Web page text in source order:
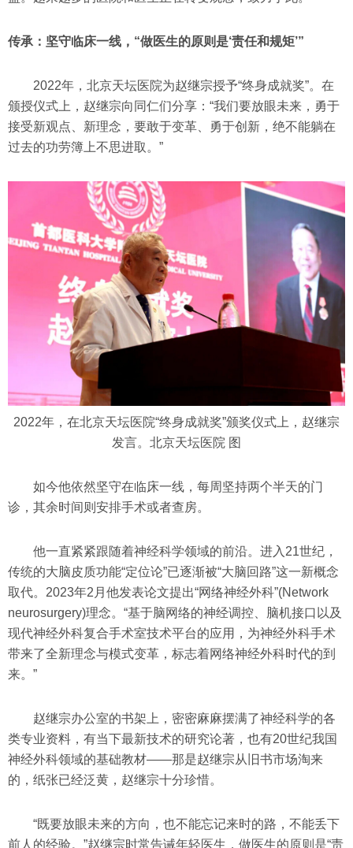
传承：坚守临床一线，“做医生的原则是‘责任和规矩’”
2022年，北京天坛医院为赵继宗授予“终身成就奖”。在
颁授仪式上，赵继宗向同仁们分享：“我们要放眼未来，勇于
接受新观点、新理念，要敢于变革、勇于创新，绝不能躺在
过去的功劳簿上不思进取。”
2022年，在北京天坛医院“终身成就奖”颁奖仪式上，赵继宗
发言。北京天坛医院 图
如今他依然坚守在临床一线，每周坚持两个半天的门
诊，其余时间则安排手术或者查房。
他一直紧紧跟随着神经科学领域的前沿。进入21世纪，
传统的大脑皮质功能“定位论”已逐渐被“大脑回路”这一新概念
取代。2023年2月他发表论文提出“网络神经外科”(Network
neurosurgery)理念。“基于脑网络的神经调控、脑机接口以及
现代神经外科复合手术室技术平台的应用，为神经外科手术
带来了全新理念与模式变革，标志着网络神经外科时代的到
来。”
赵继宗办公室的书架上，密密麻麻摆满了神经科学的各
类专业资料，有当下最新技术的研究论著，也有20世纪我国
神经外科领域的基础教材——那是赵继宗从旧书市场淘来
的，纸张已经泛黄，赵继宗十分珍惜。
“既要放眼未来的方向，也不能忘记来时的路，不能丢下
前人的经验。”赵继宗时常告诫年轻医生，做医生的原则是“责